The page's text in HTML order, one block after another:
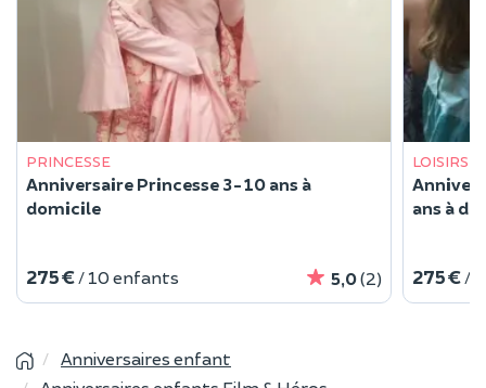
PRINCESSE
Anniversaire Princesse 3-10 ans à
domicile
275 € / 10 enfants 5,0(2)
LOISIRS
ans à
275 € /
Anniversaires enfant